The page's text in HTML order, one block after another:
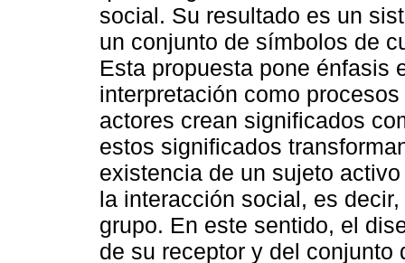
social. Su resultado es un
un conjunto de símbolos de
Esta propuesta pone énfasis
interpretación como
actores crean significados
estos significados
existencia de un sujeto
la interacción social, es
grupo. En este sentido, el
de su receptor y del